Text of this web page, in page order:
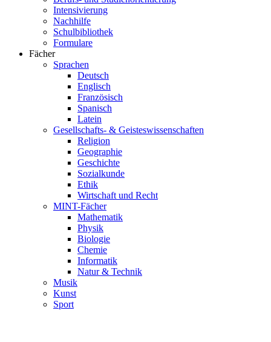
Intensivierung
Nachhilfe
Schulbibliothek
Formulare
Fächer
Sprachen
Deutsch
Englisch
Französisch
Spanisch
Latein
Gesellschafts- & Geisteswissenschaften
Religion
Geographie
Geschichte
Sozialkunde
Ethik
Wirtschaft und Recht
MINT-Fächer
Mathematik
Physik
Biologie
Chemie
Informatik
Natur & Technik
Musik
Kunst
Sport